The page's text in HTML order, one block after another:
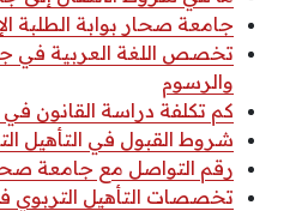
جامعة صحار بوابة الطلبة
تخصص اللغة العربية في
والرسوم
كم تكلفة دراسة القانون
شروط القبول في التأهيل
رقم التواصل مع جامعة
تخصصات التأهيل